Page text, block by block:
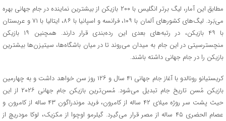
مطابق این آمار، لیگ برتر انگلیس با ۲۰۰ بازیکن از بیشترین نماینده در جام جهانی بهره
می‌بَرد. لیگ‌های کشورهای آلمان با ۱۰۹، فرانسه و اسپانیا با ۸۶، ایتالیا با ۷۱ و عربستان
با ۴۹ بازیکن، در رتبه‌های بعدی این رده‌بندی قرار دارند. همچنین ۱۹ بازیکن
منچسترسیتی در این جام به میدان می‌روند تا در میان باشگاه‌ها، سیتیزن‌ها بیشترین
بازیکن را در جام جهانی داشته باشند.
کریستیانو رونالدو با آغاز جام جهانی ۴۱ سال و ۱۲۶ روز سن خواهد داشت و به چهارمین
بازیکن مُسن تاریخ جام تبدیل می‌شود. مُسن‌ترین بازیکن جام جهانی ۲۰۲۶ از این
حیث پشت سر روژه میلای ۴۲ ساله از کامرون، فرید موندراگون ۴۳ ساله از کامرون و
عصام الحضری ۴۵ ساله از مصر قرار می‌گیرد. گیلرمو اوچوا از مکزیک، لوکا مودریچ از